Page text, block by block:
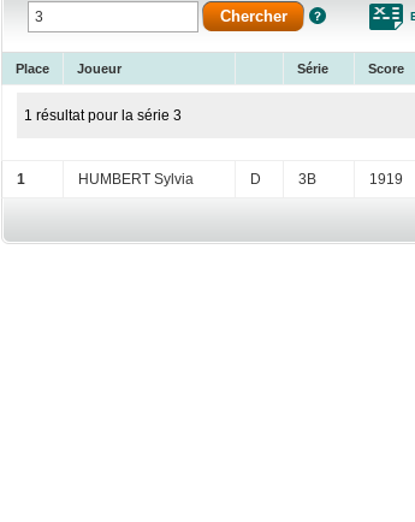
Place Joueur Série Score
1 résultat pour la série 3
1 HUMBERT Sylvia D 3B 1919